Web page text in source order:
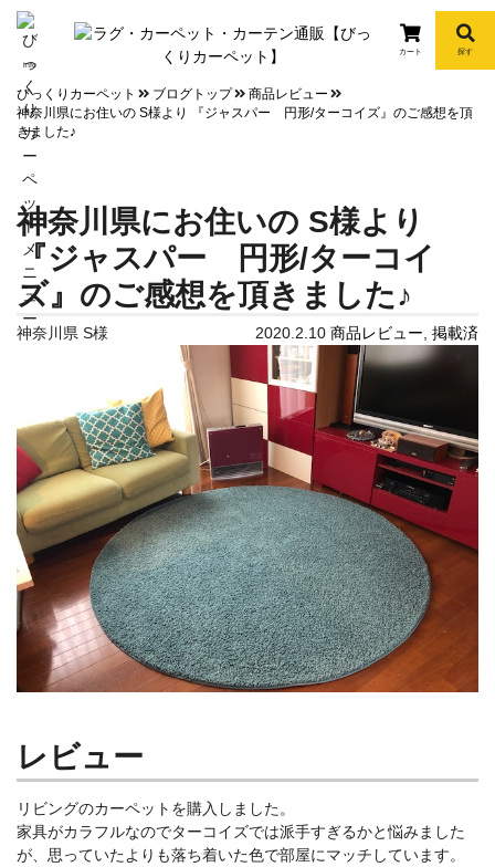
info
カート 探す
びっくりカーペット ブログトップ
商品レビュー
神奈川県にお住いの S様より 『ジャスパー 円形/ターコイズ』のご感想を頂
きました♪
神奈川県にお住いの S様より
『ジャスパー 円形/ターコイ
ズ』のご感想を頂きました♪
神奈川県 S様 2020.2.10 商品レビュー 掲載済
レビュー
リビングのカーペットを購入しました。
家具がカラフルなのでターコイズでは派手すぎるかと悩みました
が、思っていたよりも落ち着いた色で部屋にマッチしています。